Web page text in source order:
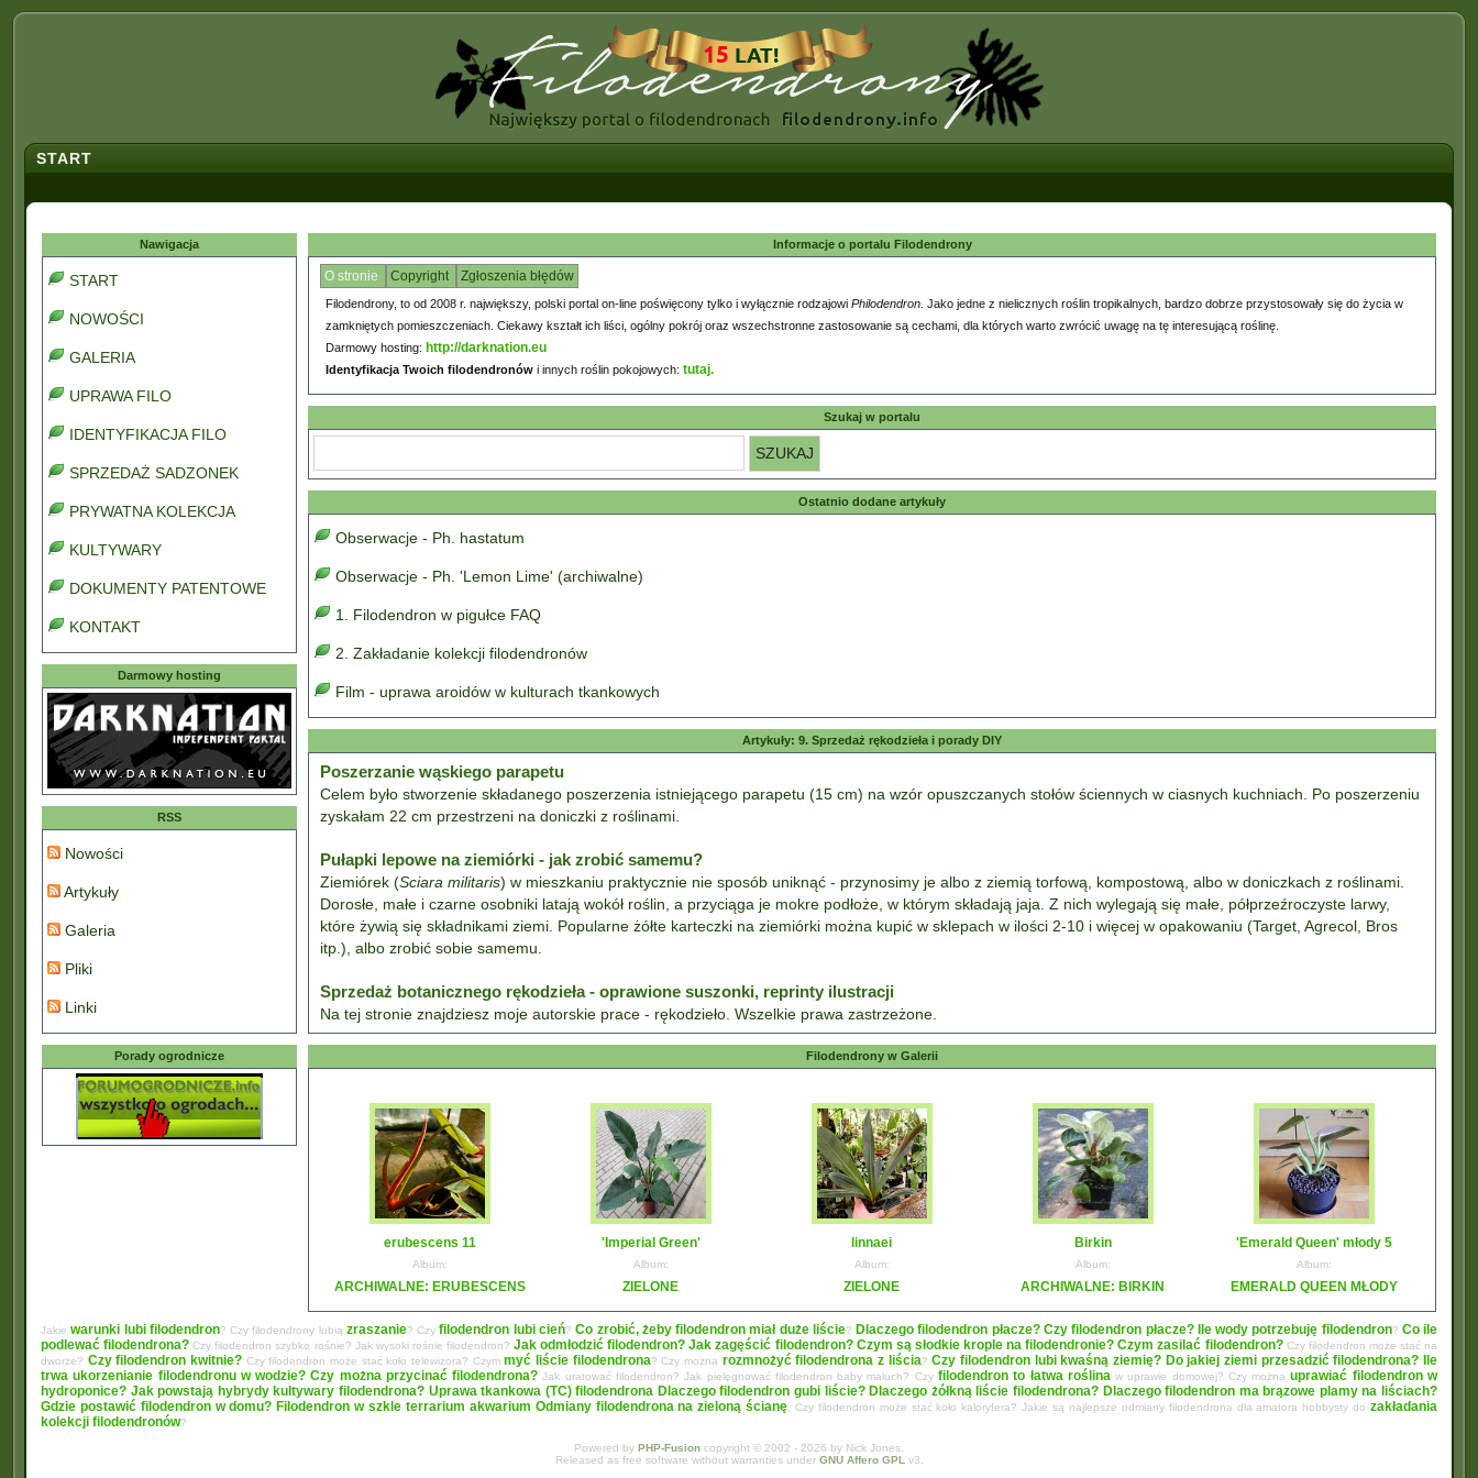
START
Nawigacja
START
NOWOŚCI
GALERIA
UPRAWA FILO
IDENTYFIKACJA FILO
SPRZEDAŻ SADZONEK
PRYWATNA KOLEKCJA
KULTYWARY
DOKUMENTY PATENTOWE
KONTAKT
Darmowy hosting
RSS
Nowości
Artykuły
Galeria
Pliki
Linki
Porady ogrodnicze
Informacje o portalu Filodendrony
O stronie Copyright Zgłoszenia błędów
Filodendrony, to od 2008 r. największy, polski portal on-line poświęcony tylko i wyłącznie rodzajowi Philodendron . Jako jedne z nielicznych roślin tropikalnych, bardzo dobrze przystosowały się do życia w
zamkniętych pomieszczeniach. Ciekawy kształt ich liści, ogólny pokrój oraz wszechstronne zastosowanie są cechami, dla których warto zwrócić uwagę na tę interesującą roślinę.
Darmowy hosting: http://darknation.eu
Identyfikacja Twoich filodendronów i innych roślin pokojowych: tutaj.
Szukaj w portalu
Ostatnio dodane artykuły
Obserwacje - Ph. hastatum
Obserwacje - Ph. 'Lemon Lime' (archiwalne)
1. Filodendron w pigułce FAQ
2. Zakładanie kolekcji filodendronów
Film - uprawa aroidów w kulturach tkankowych
Artykuły: 9. Sprzedaż rękodzieła i porady DIY
Poszerzanie wąskiego parapetu
Celem było stworzenie składanego poszerzenia istniejącego parapetu (15 cm) na wzór opuszczanych stołów ściennych w ciasnych kuchniach. Po poszerzeniu
zyskałam 22 cm przestrzeni na doniczki z roślinami.
Pułapki lepowe na ziemiórki - jak zrobić samemu?
Ziemiórek (Sciara militaris) w mieszkaniu praktycznie nie sposób uniknąć - przynosimy je albo z ziemią torfową, kompostową, albo w doniczkach z roślinami.
Dorosłe, małe i czarne osobniki latają wokół roślin, a przyciąga je mokre podłoże, w którym składają jaja. Z nich wylegają się małe, półprzeźroczyste larwy,
które żywią się składnikami ziemi. Popularne żółte karteczki na ziemiórki można kupić w sklepach w ilości 2-10 i więcej w opakowaniu (Target, Agrecol, Bros
itp.), albo zrobić sobie samemu.
Sprzedaż botanicznego rękodzieła - oprawione suszonki, reprinty ilustracji
Na tej stronie znajdziesz moje autorskie prace - rękodzieło. Wszelkie prawa zastrzeżone.
Filodendrony w Galerii
erubescens 11
Album:
ARCHIWALNE: ERUBESCENS
'Imperial Green'
Album:
ZIELONE
linnaei
Album:
ZIELONE
Birkin
Album:
ARCHIWALNE: BIRKIN
'Emerald Queen' młody 5
Album:
EMERALD QUEEN MŁODY
Jakiewarunki lubi filodendron? Czy filodendrony lubią zraszanie? Czyfilodendron lubi cień?Co zrobić, żeby filodendron miał duże liście? Dlaczego filodendron płacze? Czy filodendron płacze? Ile wody potrzebuję filodendron? Co ile
podlewać filodendrona? Czy filodendron szybko rośnie? Jak wysoki rośnie filodendron?Jak odmłodzić filodendron? Jak zagęścić filodendron? Czym są słodkie krople na filodendronie? Czym zasilać filodendron?Czy filodendron może stać na
dworze? Czy filodendron kwitnie? Czy filodendron może stać koło telewizora? Czymmyć liście filodendrona? Czy można rozmnożyć filodendrona z liścia?Czy filodendron lubi kwaśną ziemię? Do jakiej ziemi przesadzić filodendrona?
Ile
trwa ukorzenianie filodendronu w wodzie? Czy można przycinać filodendrona? Jak uratować filodendron? Jak pielęgnować filodendron baby maluch? Czy filodendron to łatwa roślina w uprawie domowej? Czy możnauprawiać filodendron w
hydroponice? Jak powstają hybrydy kultywary filodendrona? Uprawa tkankowa (TC) filodendrona Dlaczego filodendron gubi liście? Dlaczego żółkną liście filodendrona? Dlaczego filodendron ma brązowe plamy na liściach?
Gdzie postawić filodendron w domu? Filodendron w szkle terrarium akwarium Odmiany filodendrona na zieloną ścianę , Czy filodendron może stać koło kaloryfera? Jakie są najlepsze odmiany filodendrona dla amatora hobbysty dozakładania
kolekcji filodendronów?
Powered by PHP-Fusion copyright © 2002 - 2026 by Nick Jones.
Released as free software without warranties under GNU Affero GPL v3.